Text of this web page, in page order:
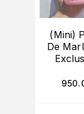
(Mini)
De